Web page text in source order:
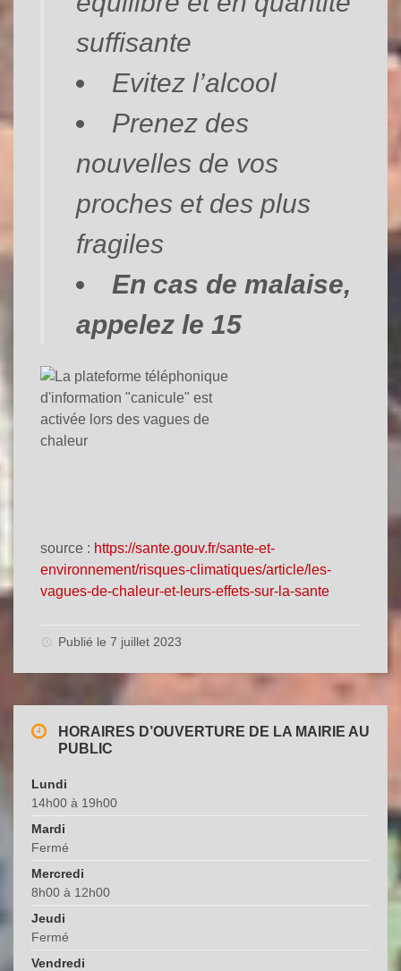
suffisante
Evitez l’alcool
Prenez des
nouvelles de vos
proches et des plus
fragiles
En cas de malaise,
appelez le 15
source : https://sante.gouv.fr/sante-et-
environnement/risques-climatiques/article/les-
vagues-de-chaleur-et-leurs-effets-sur-la-sante
Publié le 7 juillet 2023
HORAIRES D’OUVERTURE DE LA MAIRIE AU
PUBLIC
Lundi
14h00 à 19h00
Mardi
Fermé
Mercredi
8h00 à 12h00
Jeudi
Fermé
Vendredi